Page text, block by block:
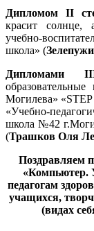
Дипломом II
красит солнце,
учебно-
школа» (
Дипломами
Могилева»
«Учебно-
школа №42
(Трашков Оля
Поздравляем
«Компьютер.
педагогам
учащихся,
(видах